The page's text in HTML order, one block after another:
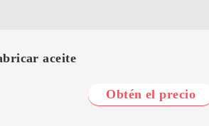
aceite
Obtén el precio